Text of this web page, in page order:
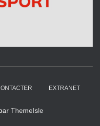
EXTRANET
ThemeIsle